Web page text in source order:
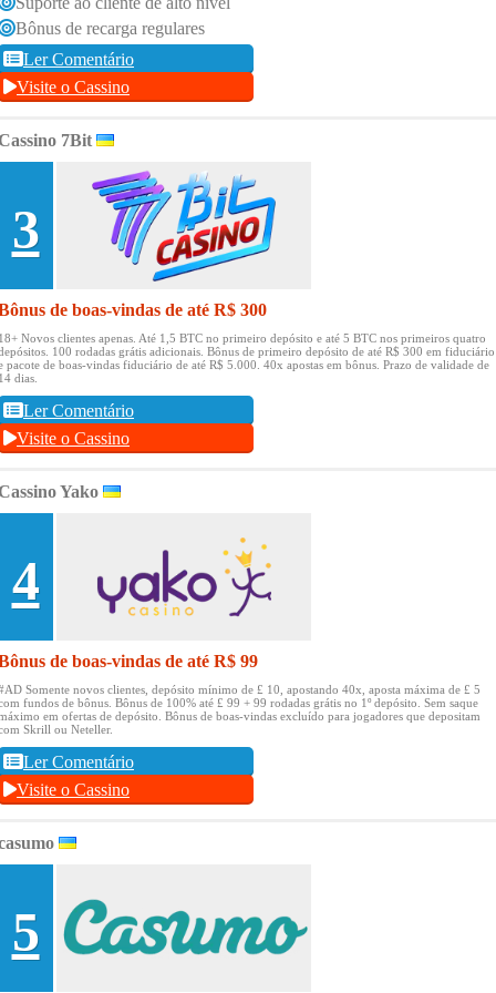
Bônus de recarga regulares
Ler Comentário
Visite o Cassino
7Bit
3
de boas-vindas de até R$ 300
Novos clientes apenas. Até 1,5 BTC no primeiro depósito e até 5 BTC nos primeiros quatro
100 rodadas grátis adicionais. Bônus de primeiro depósito de até R$ 300 em fiduciário
pacote de boas-vindas fiduciário de até R$ 5.000. 40x apostas em bônus. Prazo de validade de
dias.
Ler Comentário
Visite o Cassino
Yako
4
de boas-vindas de até R$ 99
Somente novos clientes, depósito mínimo de £ 10, apostando 40x, aposta máxima de £ 5
fundos de bônus. Bônus de 100% até £ 99 + 99 rodadas grátis no 1º depósito. Sem saque
em ofertas de depósito. Bônus de boas-vindas excluído para jogadores que depositam
Skrill ou Neteller.
Ler Comentário
Visite o Cassino
5